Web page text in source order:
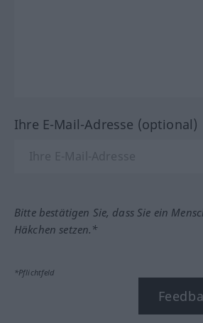
Ihre E-Mail-Adresse (optional)
Bitte bestätigen Sie, dass Sie ein
Häkchen setzen.*
*Pflichtfeld